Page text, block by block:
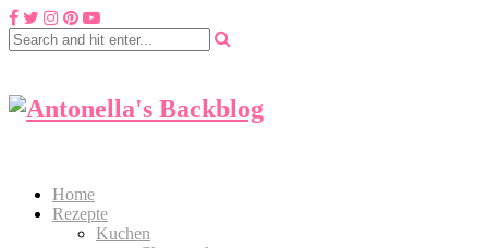
Home
Rezepte
Kuchen